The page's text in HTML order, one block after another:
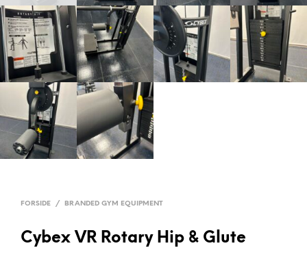
FORSIDE / BRANDED GYM EQUIPMENT
Cybex VR Rotary Hip & Glute